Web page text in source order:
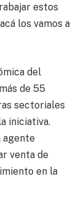
estos
los vamos a
del
de 55
sectoriales
iniciativa.
agente
venta de
en la